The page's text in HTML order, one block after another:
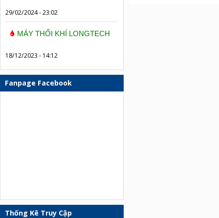
29/02/2024 - 23:02
MÁY THỔI KHÍ LONGTECH
18/12/2023 - 14:12
Fanpage Facebook
Thống Kê Truy Cập